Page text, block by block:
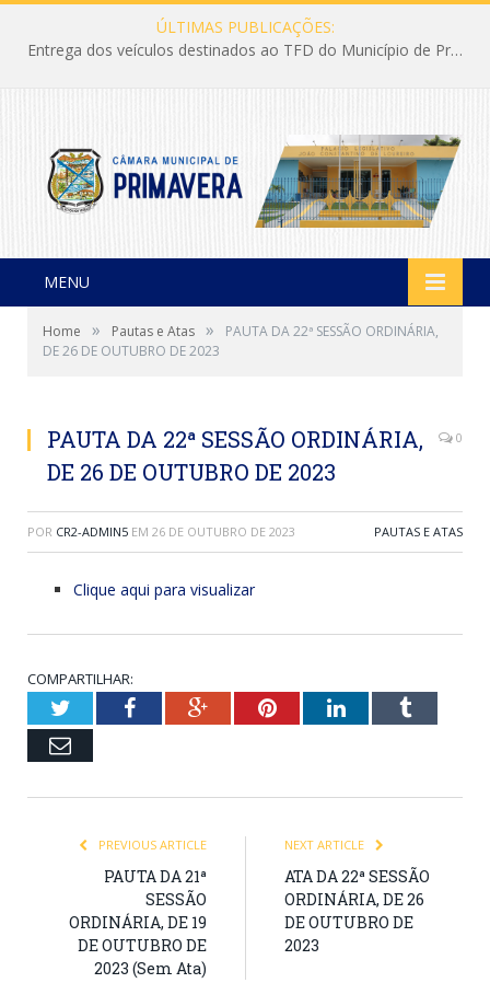
ÚLTIMAS PUBLICAÇÕES:
Entrega dos veículos destinados ao TFD do Município de Primavera
MENU
Home » Pautas e Atas »
PAUTA DA 22ª SESSÃO ORDINÁRIA,
DE 26 DE OUTUBRO DE 2023
PAUTA DA 22ª SESSÃO ORDINÁRIA,
DE 26 DE OUTUBRO DE 2023
0
POR CR2-ADMIN5 EM 26 DE OUTUBRO DE 2023 PAUTAS E ATAS
Clique aqui para visualizar
COMPARTILHAR:
TwitterFacebookGoogle+PinterestLinkedInTumblr
Email
PREVIOUS ARTICLE
PAUTA DA 21ª
SESSÃO
ORDINÁRIA, DE 19
DE OUTUBRO DE
2023 (Sem Ata)
NEXT ARTICLE
ATA DA 22ª SESSÃO
ORDINÁRIA, DE 26
DE OUTUBRO DE
2023